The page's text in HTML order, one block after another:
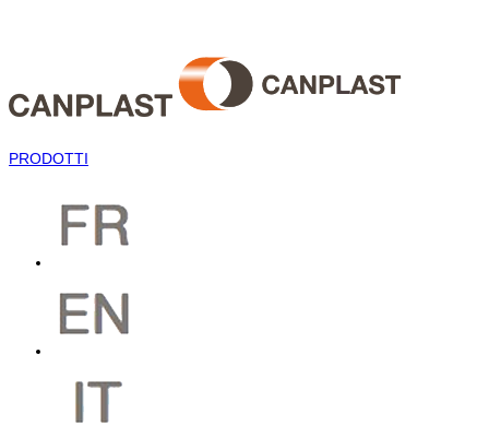
PRODOTTI